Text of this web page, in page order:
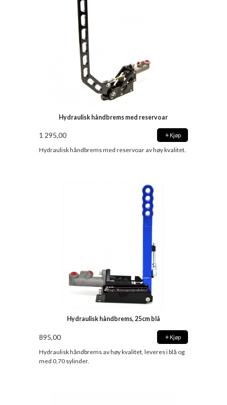
Hydraulisk håndbrems med reservoar
1 295,00 Kjøp
Hydraulisk håndbrems med reservoar av høy kvalitet.
Hydraulisk håndbrems, 25cm blå
895,00 Kjøp
Hydraulisk håndbrems av høy kvalitet, leveres i blå og
med 0,70 sylinder.